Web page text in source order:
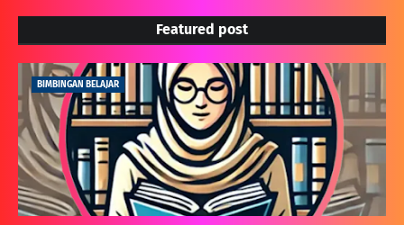
Featured post
BIMBINGAN BELAJAR